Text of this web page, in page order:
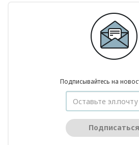
Подписывайтесь на
Подписаться